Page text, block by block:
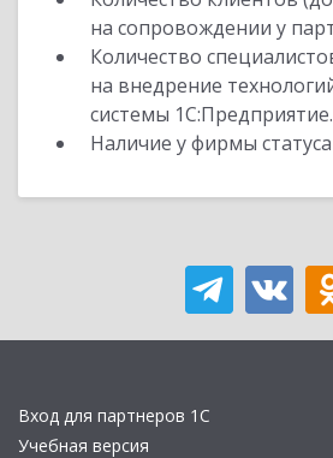
на сопровождении у
Количество
на внедрение
системы 1С:Предприятие.
Наличие у фирмы статуса
Вход для партнеров 1С
Учебная версия